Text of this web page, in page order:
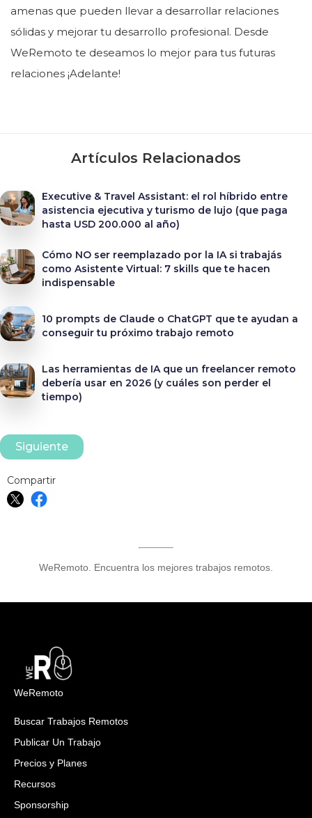
amenas que pueden llevar a desarrollar relaciones
sólidas y mejorar tu desarrollo profesional. Desde
WeRemoto te deseamos lo mejor para tus futuras
relaciones ¡Adelante!
Artículos Relacionados
Executive & Travel Assistant: el rol híbrido entre
asistencia ejecutiva y turismo de lujo (que paga
hasta USD 200.000 al año)
Cómo NO ser reemplazado por la IA si trabajás
como Asistente Virtual: 7 skills que te hacen
indispensable
10 prompts de Claude o ChatGPT que te ayudan a
conseguir tu próximo trabajo remoto
Las herramientas de IA que un freelancer remoto
debería usar en 2026 (y cuáles son perder el
tiempo)
Siguiente
Compartir
WeRemoto. Encuentra los mejores trabajos remotos.
WeRemoto
Buscar Trabajos Remotos
Publicar Un Trabajo
Precios y Planes
Recursos
Sponsorship